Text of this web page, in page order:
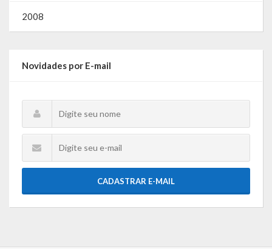
Acesso a Informação – SIC
Formulário de Pedido de Informações
Formulário de Recurso
Relatório Anual de Solicitações – SIC
SIC
2008
Novidades por E-mail
CADASTRAR E-MAIL